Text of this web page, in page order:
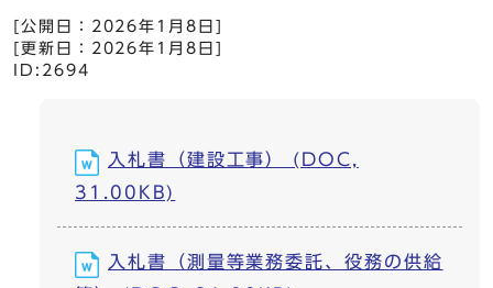
[公開日： 2026年1月8日
[更新日： 2026年1月8日
ID:2694
入札書（建設工事） (DOC,
31.00KB)
入札書（測量等業務委託、役務の供給